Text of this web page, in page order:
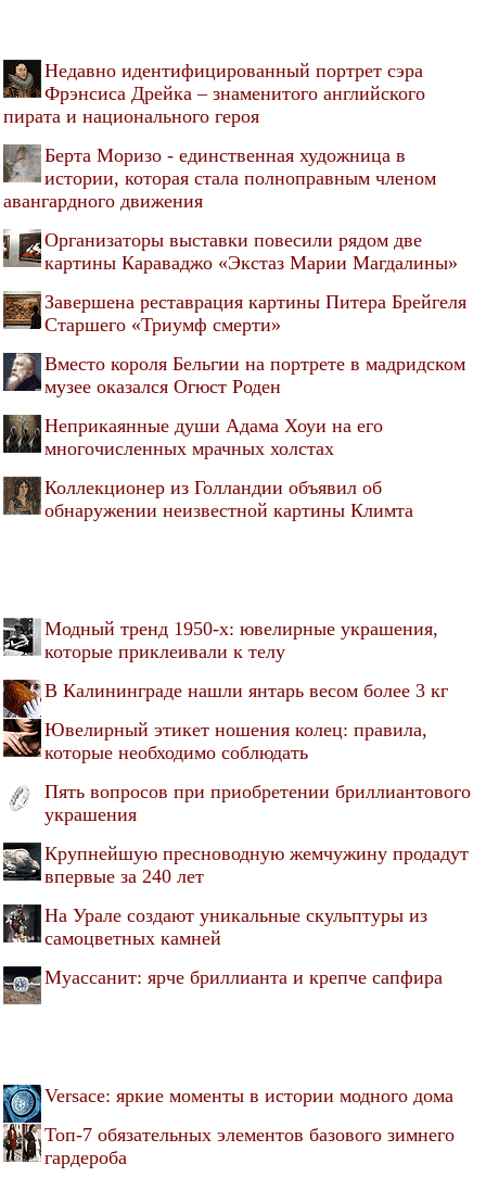
Недавно идентифицированный портрет сэра
Фрэнсиса Дрейка – знаменитого английского
пирата и национального героя
Берта Моризо - единственная художница в
истории, которая стала полноправным членом
авангардного движения
Организаторы выставки повесили рядом две
картины Караваджо «Экстаз Марии Магдалины»
Завершена реставрация картины Питера Брейгеля
Старшего «Триумф смерти»
Вместо короля Бельгии на портрете в мадридском
музее оказался Огюст Роден
Неприкаянные души Адама Хоуи на его
многочисленных мрачных холстах
Коллекционер из Голландии объявил об
обнаружении неизвестной картины Климта
Модный тренд 1950-х: ювелирные украшения,
которые приклеивали к телу
В Калининграде нашли янтарь весом более 3 кг
Ювелирный этикет ношения колец: правила,
которые необходимо соблюдать
Пять вопросов при приобретении бриллиантового
украшения
Крупнейшую пресноводную жемчужину продадут
впервые за 240 лет
На Урале создают уникальные скульптуры из
самоцветных камней
Муассанит: ярче бриллианта и крепче сапфира
Versace: яркие моменты в истории модного дома
Топ-7 обязательных элементов базового зимнего
гардероба